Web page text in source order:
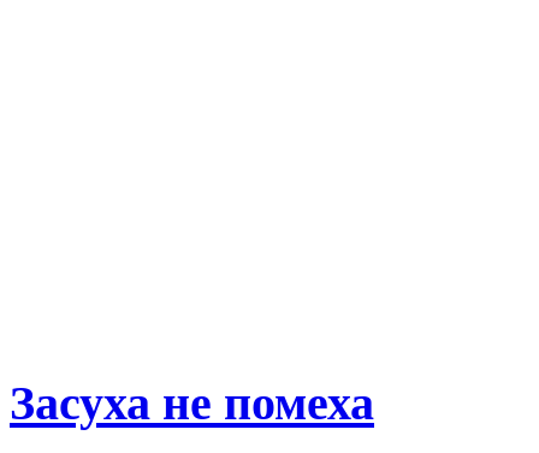
Засуха не помеха